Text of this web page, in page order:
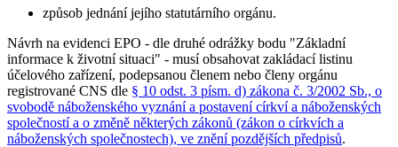
způsob jednání jejího statutárního orgánu.
Návrh na evidenci EPO - dle druhé odrážky bodu "Základní
informace k životní situaci" - musí obsahovat zakládací listinu
účelového zařízení, podepsanou členem nebo členy orgánu
registrované CNS dle § 10 odst. 3 písm. d) zákona č. 3/2002 Sb., o
svobodě náboženského vyznání a postavení církví a náboženských
společností a o změně některých zákonů (zákon o církvích a
náboženských společnostech), ve znění pozdějších předpisů.